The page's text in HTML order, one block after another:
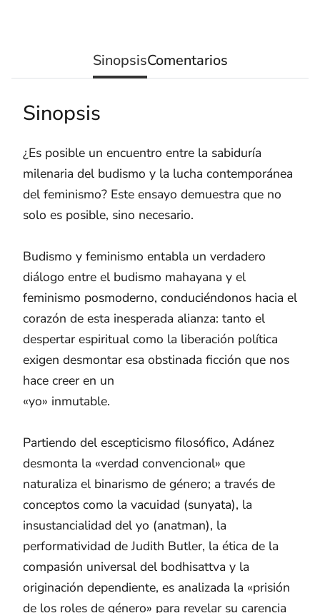
SinopsisComentarios
Sinopsis
¿Es posible un encuentro entre la sabiduría
milenaria del budismo y la lucha contemporánea
del feminismo? Este ensayo demuestra que no
solo es posible, sino necesario.
Budismo y feminismo entabla un verdadero
diálogo entre el budismo mahayana y el
feminismo posmoderno, conduciéndonos hacia el
corazón de esta inesperada alianza: tanto el
despertar espiritual como la liberación política
exigen desmontar esa obstinada ficción que nos
hace creer en un
«yo» inmutable.
Partiendo del escepticismo filosófico, Adánez
desmonta la «verdad convencional» que
naturaliza el binarismo de género; a través de
conceptos como la vacuidad (sunyata), la
insustancialidad del yo (anatman), la
performatividad de Judith Butler, la ética de la
compasión universal del bodhisattva y la
originación dependiente, es analizada la «prisión
de los roles de género» para revelar su carencia